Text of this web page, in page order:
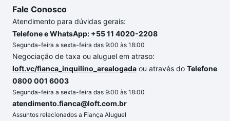
Fale Conosco
Atendimento para dúvidas gerais:
Telefone e WhatsApp: +55 11 4020-2208
Segunda-feira a sexta-feira das 9:00 às 18:00
Negociação de taxa ou aluguel em atraso:
loft.vc/fianca_inquilino_arealogada ou através do Telefone
0800 001 6003
Segunda-feira a sexta-feira das 9:00 às 18:00
atendimento.fianca@loft.com.br
Assuntos relacionados a Fiança Aluguel